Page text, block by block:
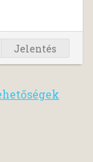
Jelentés